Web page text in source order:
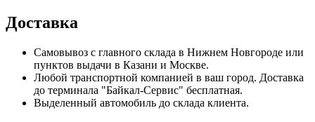
Доставка
Самовывоз с главного склада в Нижнем Новгороде или
пунктов выдачи в Казани и Москве.
Любой транспортной компанией в ваш город. Доставка
до терминала "Байкал-Сервис" бесплатная.
Выделенный автомобиль до склада клиента.